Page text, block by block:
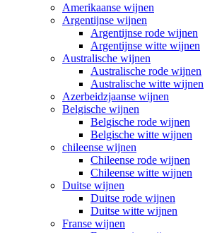
Amerikaanse wijnen
Argentijnse wijnen
Argentijnse rode wijnen
Argentijnse witte wijnen
Australische wijnen
Australische rode wijnen
Australische witte wijnen
Azerbeidzjaanse wijnen
Belgische wijnen
Belgische rode wijnen
Belgische witte wijnen
chileense wijnen
Chileense rode wijnen
Chileense witte wijnen
Duitse wijnen
Duitse rode wijnen
Duitse witte wijnen
Franse wijnen